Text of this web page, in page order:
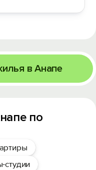
в Анапе
по
студии